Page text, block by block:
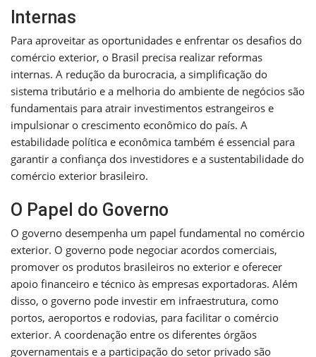
Internas
Para aproveitar as oportunidades e enfrentar os desafios do
comércio exterior, o Brasil precisa realizar reformas
internas. A redução da burocracia, a simplificação do
sistema tributário e a melhoria do ambiente de negócios são
fundamentais para atrair investimentos estrangeiros e
impulsionar o crescimento econômico do país. A
estabilidade política e econômica também é essencial para
garantir a confiança dos investidores e a sustentabilidade do
comércio exterior brasileiro.
O Papel do Governo
O governo desempenha um papel fundamental no comércio
exterior. O governo pode negociar acordos comerciais,
promover os produtos brasileiros no exterior e oferecer
apoio financeiro e técnico às empresas exportadoras. Além
disso, o governo pode investir em infraestrutura, como
portos, aeroportos e rodovias, para facilitar o comércio
exterior. A coordenação entre os diferentes órgãos
governamentais e a participação do setor privado são